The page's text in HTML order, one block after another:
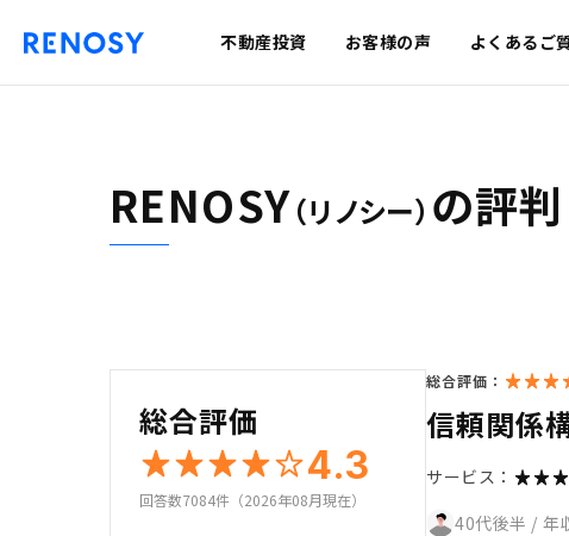
不動産投資 お客様の声 よくあるご
RENOSY（リノシー） の評判
総合評価
4.3
回答数7084件（2026年08月現在）
総合評価：
信頼関係
サービス：
40代後半 / 年